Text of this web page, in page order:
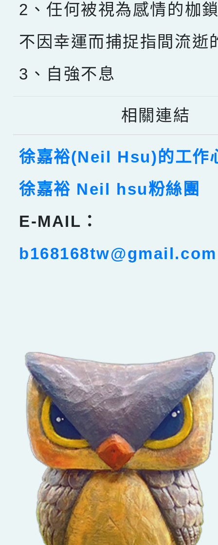
2、任何被視為感情的枷
不因幸運而捕捉指間流逝
3、自強不息
相關連結
徐嘉裕(Neil Hsu)的工作
徐嘉裕 Neil hsu粉絲團
E-MAIL：
b168168tw@gmail.com